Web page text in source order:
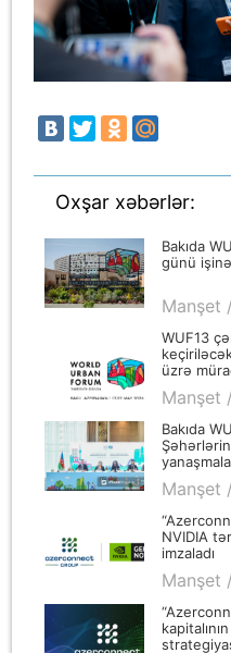
Oxşar xəbərlər:
Bakıda
günü
Manşet
WUF13
üzrə
başa
qalıb
Manşet
Bakıda
Manşet
NVIDIA
imzaladı
Manşet